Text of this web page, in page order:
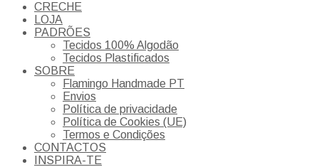
CRECHE
LOJA
PADRÕES
Tecidos 100% Algodão
Tecidos Plastificados
SOBRE
Flamingo Handmade PT
Envios
Política de privacidade
Política de Cookies (UE)
Termos e Condições
CONTACTOS
INSPIRA-TE